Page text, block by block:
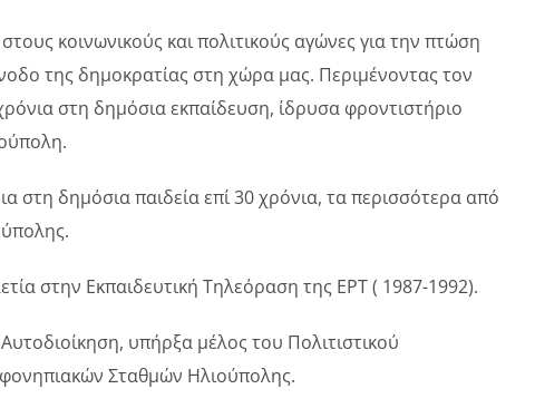
κοινωνικούς και πολιτικούς αγώνες για την πτώση
της δημοκρατίας στη χώρα μας. Περιμένοντας τον
στη δημόσια εκπαίδευση, ίδρυσα φροντιστήριο
στη δημόσια παιδεία επί 30 χρόνια, τα περισσότερα από
στην Εκπαιδευτική Τηλεόραση της ΕΡΤ ( 1987-1992).
υπήρξα μέλος του Πολιτιστικού
Σταθμών Ηλιούπολης.